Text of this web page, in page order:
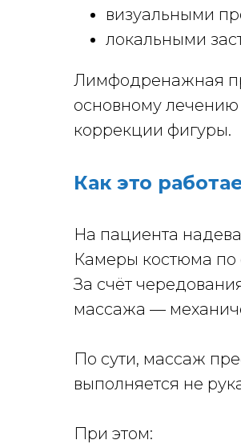
визуальными
локальными
Лимфодренажная
основному
коррекции фигуры.
Как это
На пациента
Камеры костюма по
За счёт
массажа —
По сути, массаж
выполняется не
При этом: